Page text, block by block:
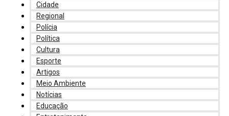
Cidade
Regional
Polícia
Política
Cultura
Esporte
Artigos
Meio Ambiente
Notícias
Educação